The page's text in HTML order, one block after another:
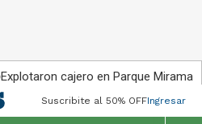
Explotaron cajero en Parque Miramar
Suscribite al 50% OFFIngresar